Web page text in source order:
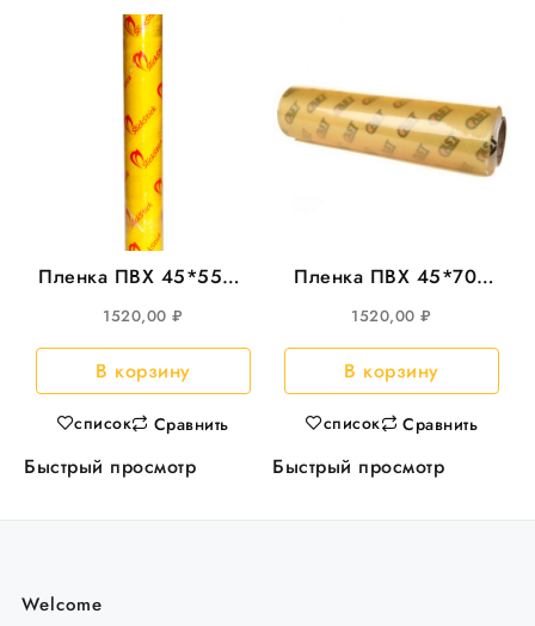
Пленка ПВХ 45*550м
SlickStick 8мкм
1520,00₽
В корзину
список Сравнить
Быстрый просмотр
Пленка ПВХ 45*700
CAST 8мкр
1520,00₽
В корзину
список Сравнить
Быстрый просмотр
Welcome